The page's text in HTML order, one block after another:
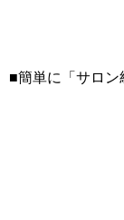
■簡単に「サロ